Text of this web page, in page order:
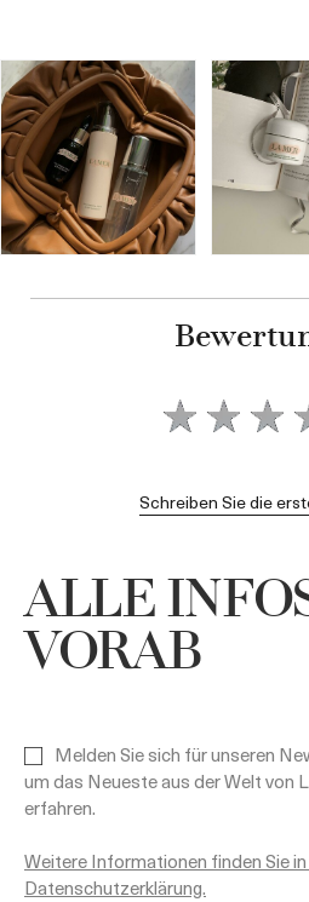
Schreiben Sie die
ALLE
VORAB
Melden Sie sich für unseren
um das Neueste aus der Welt von
erfahren.
Weitere Informationen finden Sie
Datenschutzerklärung.